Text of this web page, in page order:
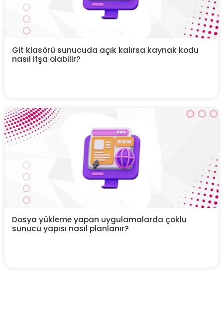
Git klasörü sunucuda açık kalırsa kaynak kodu
nasıl ifşa olabilir?
Dosya yükleme yapan uygulamalarda çoklu
sunucu yapısı nasıl planlanır?